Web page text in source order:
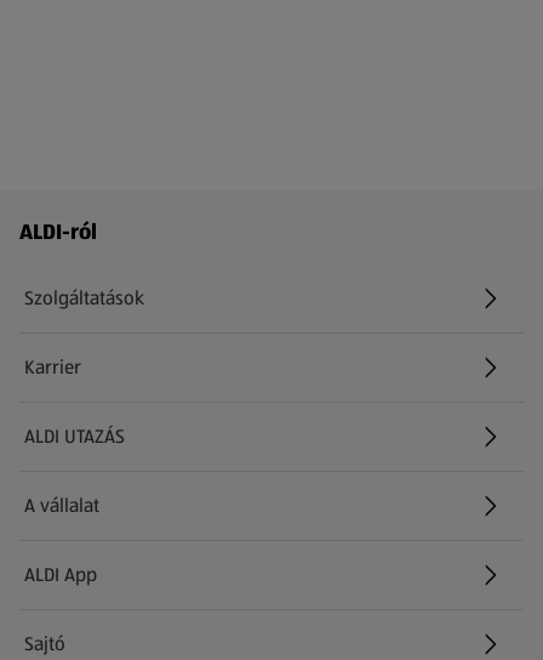
Láblécmenü - további linkek
ALDI-ról
Szolgáltatások
Karrier
(új oldalon nyílik meg)
ALDI UTAZÁS
(új oldalon nyílik meg)
A vállalat
ALDI App
Sajtó